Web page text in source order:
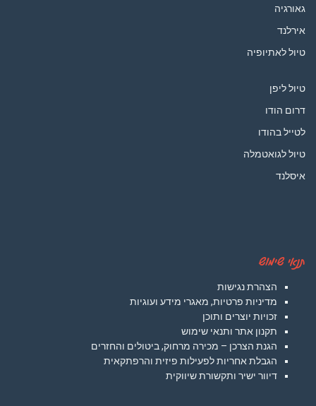
גאורגיה
אירלנד
טיול לאתיופיה
טיול ליפן
דרום הודו
לטייל בהודו
טיול לגואטמלה
איסלנד
תנאי שימוש
הצהרת נגישות
מדיניות פרטיות, מאגרי מידע ועוגיות
זכויות יוצרים ותוכן
תקנון אתר ותנאי שימוש
הגנת הצרכן – מכירה מרחוק, ביטולים והחזרים
הגבלת אחריות לפעילות פיזית והרפתקאית
דיוור ישיר ותקשורת שיווקית